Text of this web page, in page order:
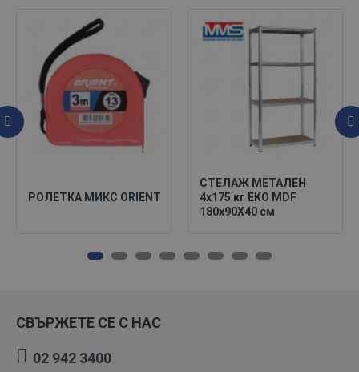
РОЛЕТКА МИКС ORIENT
СТЕЛАЖ МЕТАЛЕН
4х175 кг EKO MDF
180х90X40 см
СВЪРЖЕТЕ СЕ С НАС
02 942 3400